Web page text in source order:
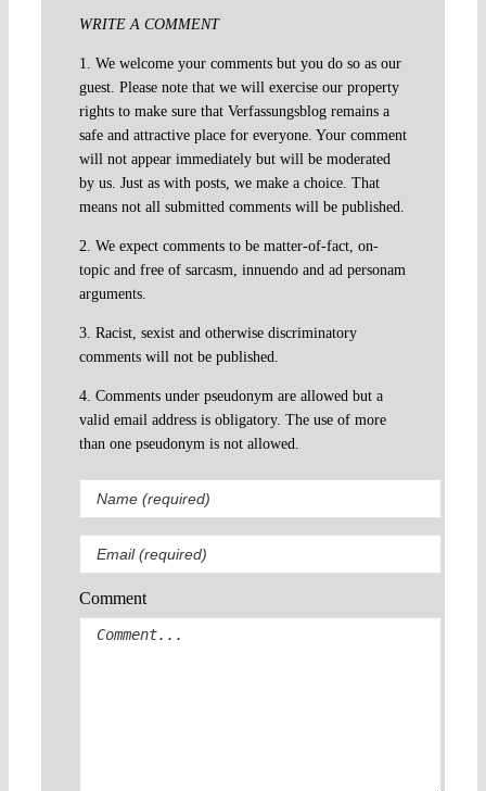
WRITE A COMMENT
1. We welcome your comments but you do so as our
guest. Please note that we will exercise our property
rights to make sure that Verfassungsblog remains a
safe and attractive place for everyone. Your comment
will not appear immediately but will be moderated
by us. Just as with posts, we make a choice. That
means not all submitted comments will be published.
2. We expect comments to be matter-of-fact, on-
topic and free of sarcasm, innuendo and ad personam
arguments.
3. Racist, sexist and otherwise discriminatory
comments will not be published.
4. Comments under pseudonym are allowed but a
valid email address is obligatory. The use of more
than one pseudonym is not allowed.
Comment